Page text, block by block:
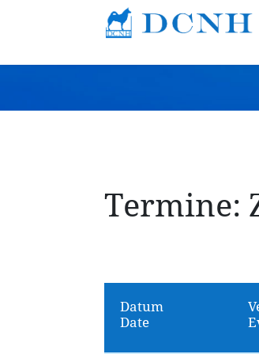
Termine:
Datum
Date